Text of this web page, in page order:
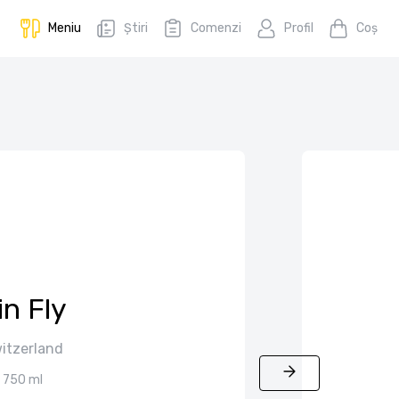
Meniu Știri Comenzi Profil Coş
Fly
750 ml